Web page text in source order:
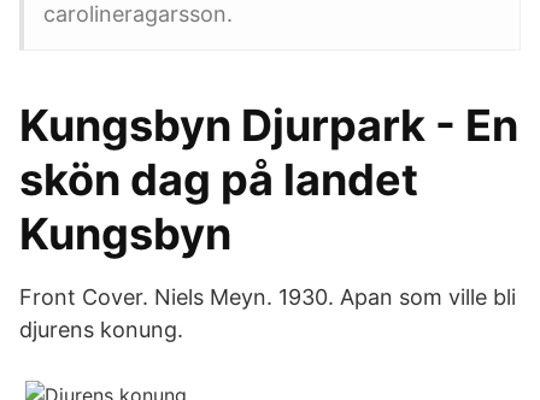
carolineragarsson.
Kungsbyn Djurpark - En
skön dag på landet
Kungsbyn
Front Cover. Niels Meyn. 1930. Apan som ville bli
djurens konung.